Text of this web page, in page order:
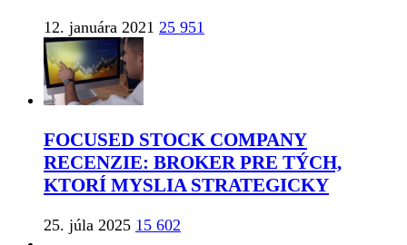
12. januára 2021 25 951
FOCUSED STOCK COMPANY
RECENZIE: BROKER PRE TÝCH,
KTORÍ MYSLIA STRATEGICKY
25. júla 2025 15 602